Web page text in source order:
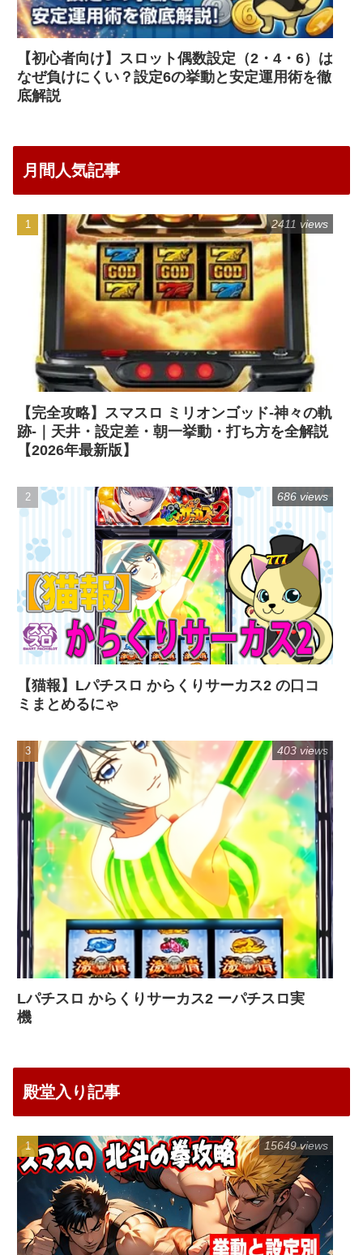
【初心者向け】スロット偶数設定（2・4・6）は
なぜ負けにくい？設定6の挙動と安定運用術を徹
底解説
月間人気記事
【完全攻略】スマスロ ミリオンゴッド-神々の軌
跡-｜天井・設定差・朝一挙動・打ち方を全解説
【2026年最新版】
2411 views
【猫報】Lパチスロ からくりサーカス2 の口コ
ミまとめるにゃ
686 views
Lパチスロ からくりサーカス2 ーパチスロ実
機
403 views
殿堂入り記事
15649 views